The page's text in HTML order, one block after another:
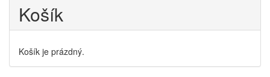
Košík
Košík je prázdný.